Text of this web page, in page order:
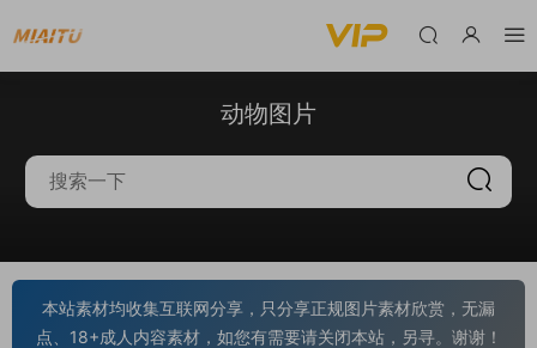
动物图片
本站素材均收集互联网分享，只分享正规图片素材欣赏，无漏
点、18+成人内容素材，如您有需要请关闭本站，另寻。谢谢！